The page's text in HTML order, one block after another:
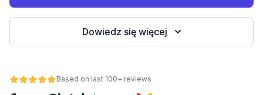
Dowiedz się więcej
Based on last 100+ reviews